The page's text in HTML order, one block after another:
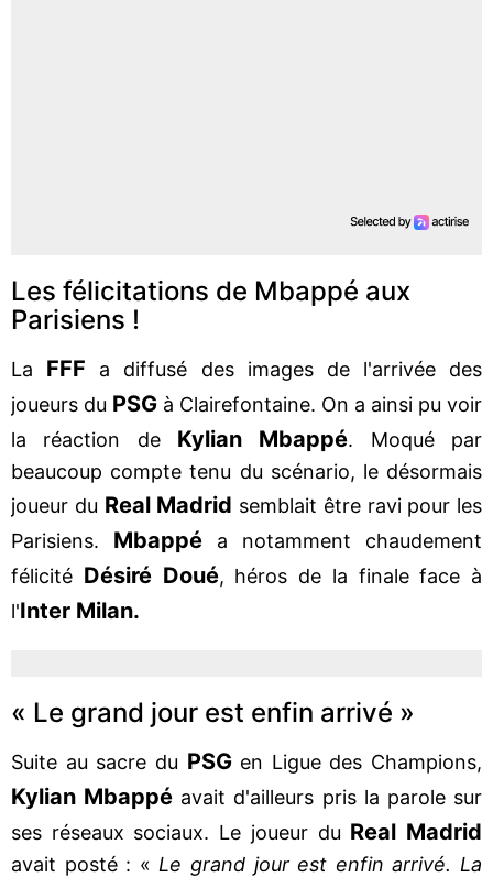
Les félicitations de Mbappé aux
Parisiens !
La FFF
a diffusé des images de l'arrivée des
joueurs du PSG à Clairefontaine. On a ainsi pu voir
la réaction de Kylian Mbappé. Moqué par
beaucoup compte tenu du scénario, le désormais
joueur du Real Madrid semblait être ravi pour les
Parisiens. Mbappé
a notamment chaudement
félicité Désiré Doué, héros de la finale face à
l'Inter Milan.
« Le grand jour est enfin arrivé »
Suite au sacre du PSG en Ligue des Champions,
Kylian Mbappé avait d'ailleurs pris la parole sur
ses réseaux sociaux. Le joueur du Real Madrid
avait posté : « Le grand jour est enfin arrivé. La